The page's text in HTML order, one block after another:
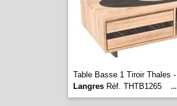
Table Basse 1 Tiroir Thales -
LangresRéf. THTB1265 ...